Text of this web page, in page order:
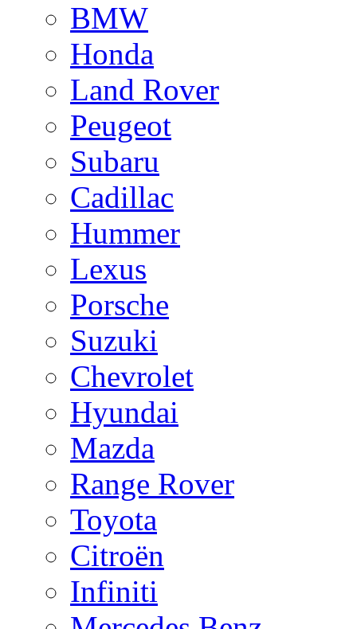
BMW
Honda
Land Rover
Peugeot
Subaru
Cadillac
Hummer
Lexus
Porsche
Suzuki
Chevrolet
Hyundai
Mazda
Range Rover
Toyota
Citroën
Infiniti